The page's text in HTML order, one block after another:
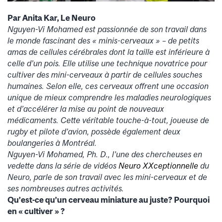
Par Anita Kar, Le Neuro
Nguyen-Vi Mohamed est passionnée de son travail dans
le monde fascinant des « minis-cerveaux » – de petits
amas de cellules cérébrales dont la taille est inférieure à
celle d’un pois. Elle utilise une technique novatrice pour
cultiver des mini-cerveaux à partir de cellules souches
humaines. Selon elle, ces cerveaux offrent une occasion
unique de mieux comprendre les maladies neurologiques
et d’accélérer la mise au point de nouveaux
médicaments. Cette véritable touche-à-tout, joueuse de
rugby et pilote d’avion, possède également deux
boulangeries à Montréal.
Nguyen-Vi Mohamed, Ph. D., l’une des chercheuses en
vedette dans la série de vidéos Neuro XXceptionnelle du
Neuro, parle de son travail avec les mini-cerveaux et de
ses nombreuses autres activités.
Qu’est-ce qu’un cerveau miniature au juste? Pourquoi
en « cultiver » ?